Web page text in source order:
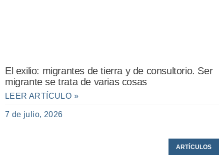
El exilio: migrantes de tierra y de consultorio. Ser
migrante se trata de varias cosas
LEER ARTÍCULO »
7 de julio, 2026
ARTÍCULOS